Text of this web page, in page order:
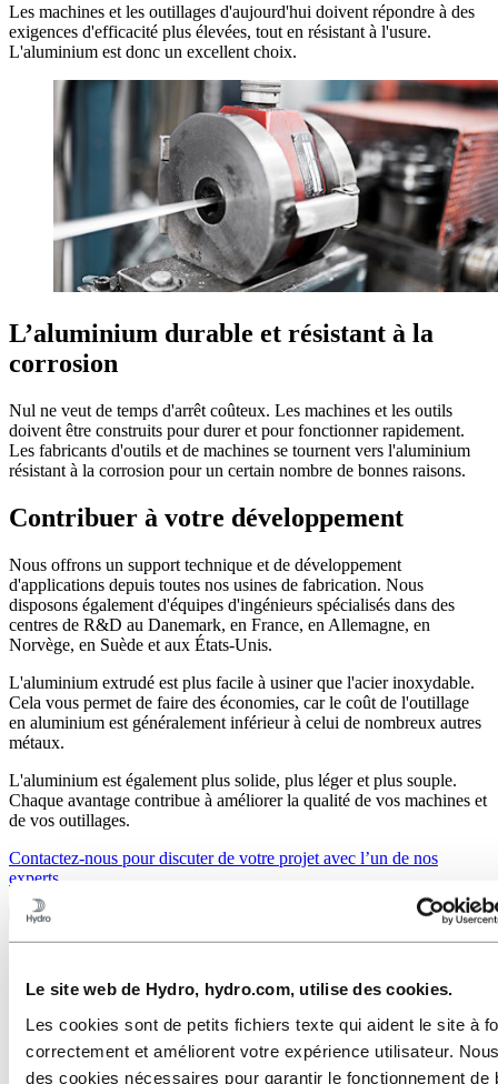
Le site web de Hydro, hydro.com, utilise des cookies.
Les cookies sont de petits fichiers texte qui aident le site à
correctement et améliorent votre expérience utilisateur.
des cookies nécessaires pour garantir le fonctionnement de
Les machines et les outillages d'aujourd'hui doivent répondre à des
exigences d'efficacité plus élevées, tout en résistant à l'usure.
L'aluminium est donc un excellent choix.
L’aluminium durable et résistant à la
corrosion
Nul ne veut de temps d'arrêt coûteux. Les machines et les outils
doivent être construits pour durer et pour fonctionner rapidement.
Les fabricants d'outils et de machines se tournent vers l'aluminium
résistant à la corrosion pour un certain nombre de bonnes raisons.
Contribuer à votre développement
Nous offrons un support technique et de développement
d'applications depuis toutes nos usines de fabrication. Nous
disposons également d'équipes d'ingénieurs spécialisés dans des
centres de R&D au Danemark, en France, en Allemagne, en
Norvège, en Suède et aux États-Unis.
L'aluminium extrudé est plus facile à usiner que l'acier inoxydable.
Cela vous permet de faire des économies, car le coût de l'outillage
en aluminium est généralement inférieur à celui de nombreux autres
métaux.
L'aluminium est également plus solide, plus léger et plus souple.
Chaque avantage contribue à améliorer la qualité de vos machines et
de vos outillages.
Contactez-nous pour discuter de votre projet avec l’un de nos
experts